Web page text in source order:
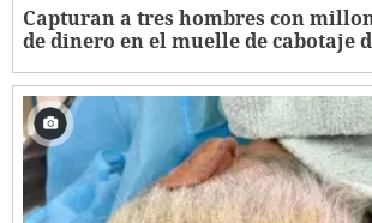
Capturan a tres hombres con
de dinero en el muelle de cabotaje